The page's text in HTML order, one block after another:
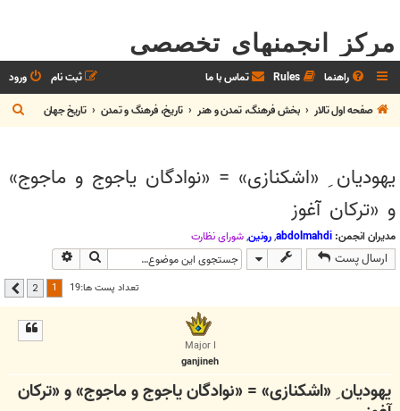
مرکز انجمنهای تخصصی
راهنما Rules تماس با ما ورود
ثبت نام
صفحه اول تالار
بخش فرهنگ، تمدن و هنر تاريخ، فرهنگ و تمدن تاريخ جهان
ج
س
جیهودیان ِ «اشکنازی» = «نوادگان یاجوج و ماجوج»
و «ترکان آغوز
مدیران انجمن: abdolmahdi
,رونین,شوراي نظارت
ارسال پست جستجو
تعداد پست ها:19 2 بعدی
Major I
ganjineh
یهودیان ِ «اشکنازی» = «نوادگان یاجوج و ماجوج» و «ترکان